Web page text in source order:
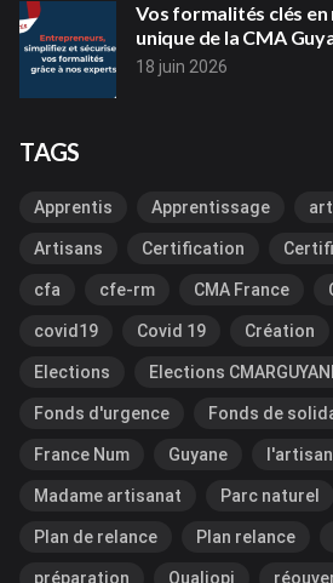
Vos formalités clés en
unique de la CMA
18 juin 2026
TAGS
Apprentis Apprentissage
Artisans Certification
cfa cfe-rm CMA France
covid19 Covid 19 Création
Elections Elections
Fonds d'urgence Fonds de
France Num Guyane
Madame artisanat Parc naturel
Plan de relance Plan relance
préparation Qualiopi